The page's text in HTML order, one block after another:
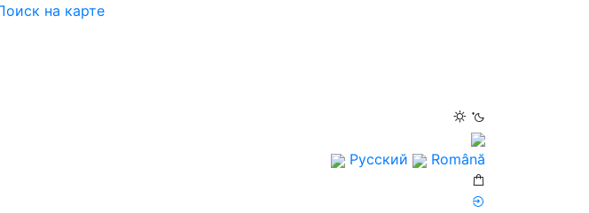
на карте
Русский Română